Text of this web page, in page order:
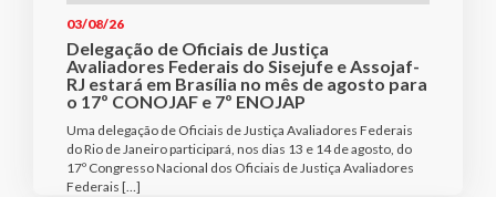
03/08/26
Delegação de Oficiais de Justiça
Avaliadores Federais do Sisejufe e Assojaf-
RJ estará em Brasília no mês de agosto para
o 17º CONOJAF e 7º ENOJAP
Uma delegação de Oficiais de Justiça Avaliadores Federais
do Rio de Janeiro participará, nos dias 13 e 14 de agosto, do
17º Congresso Nacional dos Oficiais de Justiça Avaliadores
Federais […]